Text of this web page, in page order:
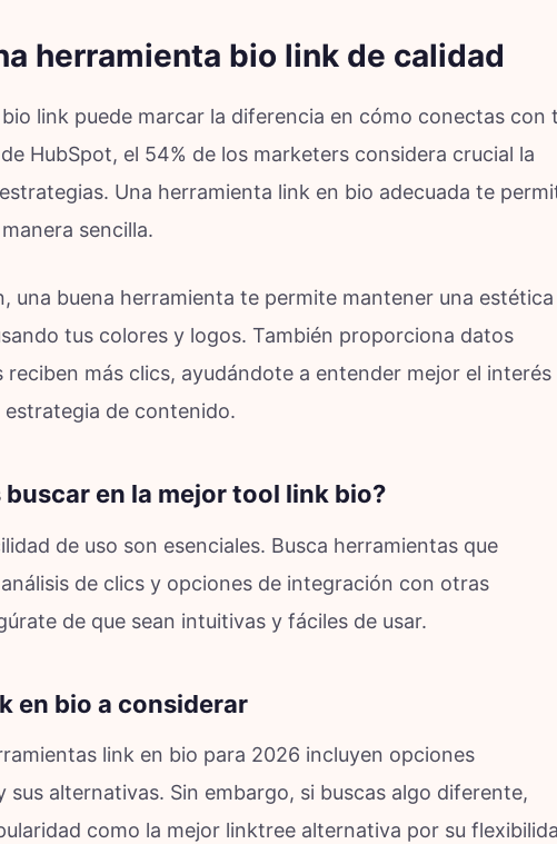
herramienta bio link de calidad
link puede marcar la diferencia en cómo conectas con
HubSpot, el 54% de los marketers considera crucial la
Una herramienta link en bio adecuada te
sencilla.
una buena herramienta te permite mantener una estética
tus colores y logos. También proporciona datos
reciben más clics, ayudándote a entender mejor el interés
de contenido.
en la mejor tool link bio?
de uso son esenciales. Busca herramientas que
de clics y opciones de integración con otras
de que sean intuitivas y fáciles de usar.
en bio a considerar
link en bio para 2026 incluyen opciones
alternativas. Sin embargo, si buscas algo diferente,
como la mejor linktree alternativa por su